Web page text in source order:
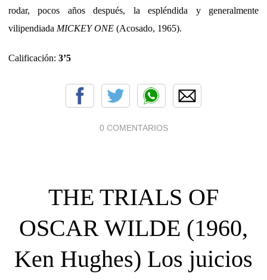
rodar, pocos años después, la espléndida y generalmente
vilipendiada MICKEY ONE (Acosado, 1965).
Calificación: 3’5
0 COMENTARIOS
THE TRIALS OF
OSCAR WILDE (1960,
Ken Hughes) Los juicios